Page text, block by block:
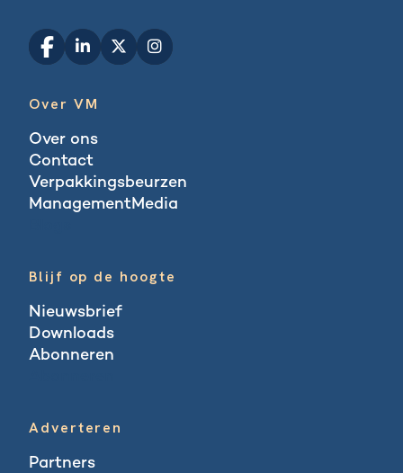
Over VM
Over ons
Contact
Verpakkingsbeurzen
ManagementMedia
Blijf op de hoogte
Nieuwsbrief
Downloads
Abonneren
Adverteren
Partners